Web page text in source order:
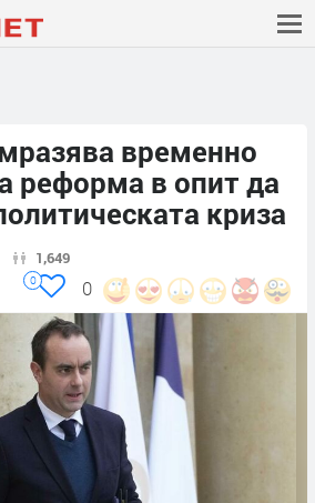
временно
реформа в опит да
криза
1,649
0
0